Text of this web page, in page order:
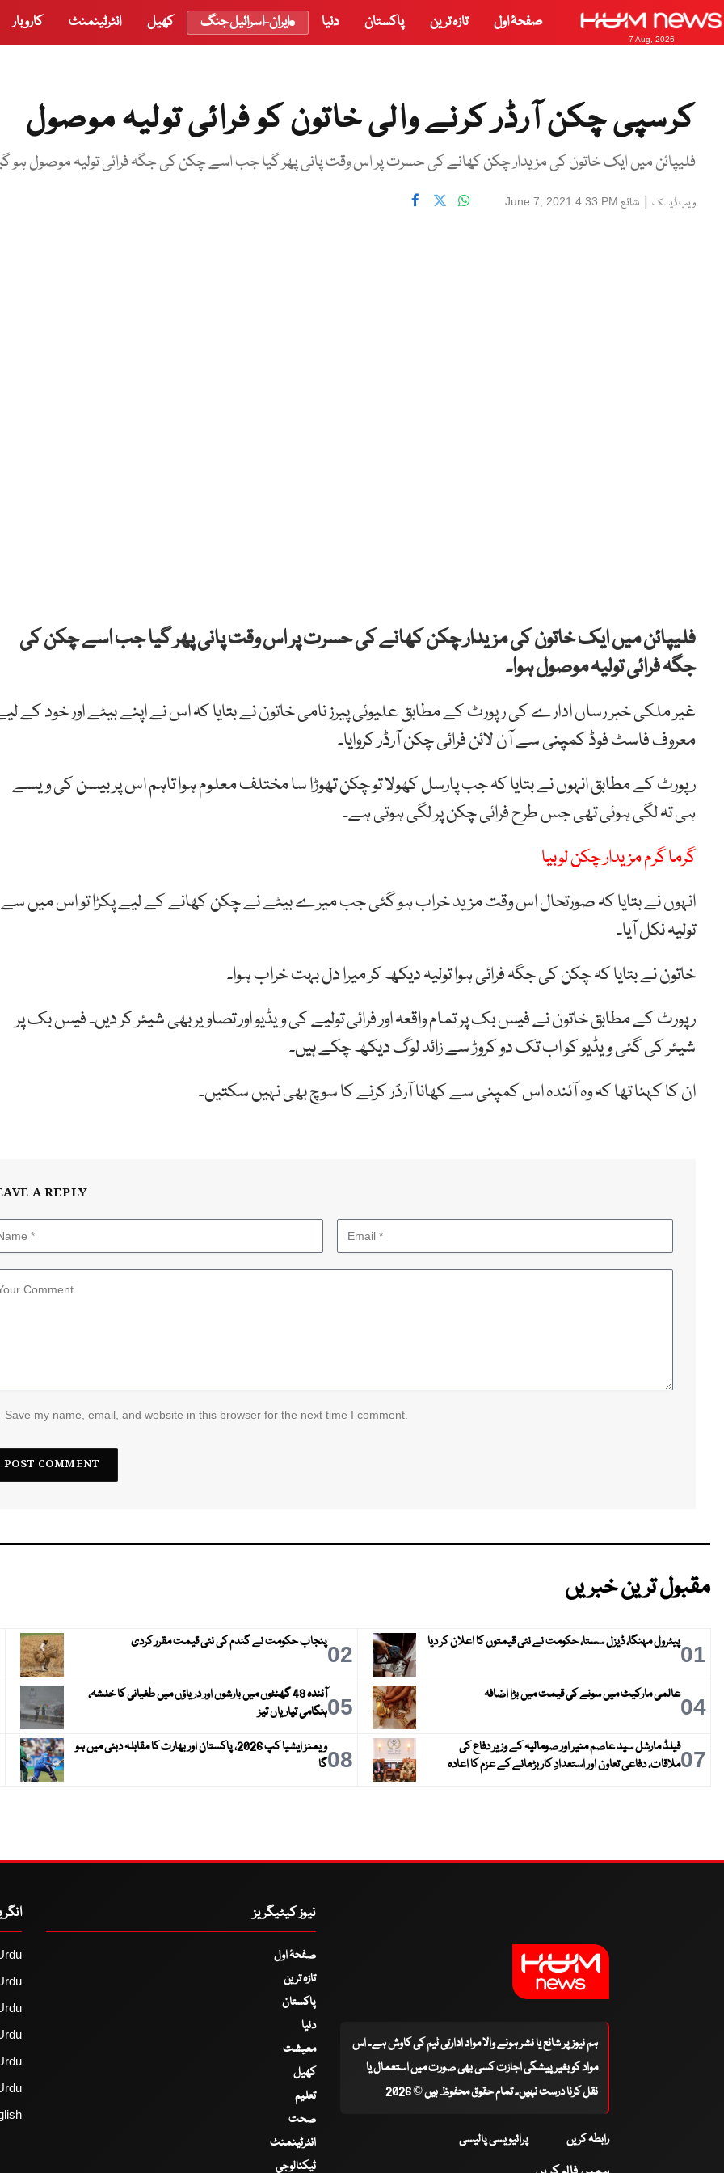
7 Aug, 2026
صفحۂ اول تازہ ترین پاکستان دنیا ایران-اسرائیل جنگ کھیل انٹرٹینمنٹ کاروبار
کرسپی چکن آرڈر کرنے والی خاتون کو فرائی تولیہ موصول
فلیپائن میں ایک خاتون کی مزیدار چکن کھانے کی حسرت پر اس وقت پانی پھر گیا جب اسے چکن کی جگہ فرائی تولیہ موصول ہو
ویب ڈیسک | شائع June 7, 2021 4:33 PM
فلیپائن میں ایک خاتون کی مزیدار چکن کھانے کی حسرت پر اس وقت پانی پھر گیا جب اسے چکن کی
جگہ فرائی تولیہ موصول ہوا۔
غیر ملکی خبر رساں ادارے کی رپورٹ کے مطابق علیوئی پیرز نامی خاتون نے بتایا کہ اس نے اپنے بیٹے اور خود کے
معروف فاسٹ فوڈ کمپنی سے آن لائن فرائی چکن آرڈر کروایا۔
رپورٹ کے مطابق انہوں نے بتایا کہ جب پارسل کھولا تو چکن تھوڑا سا مختلف معلوم ہوا تاہم اس پر بیسن کی ویسے
ہی تہ لگی ہوئی تھی جس طرح فرائی چکن پر لگی ہوتی ہے۔
گرما گرم مزیدار چکن لوبیا
انہوں نے بتایا کہ صورتحال اس وقت مزید خراب ہو گئی جب میرے بیٹے نے چکن کھانے کے لیے پکڑا تو اس میں سے
تولیہ نکل آیا۔
خاتون نے بتایا کہ چکن کی جگہ فرائی ہوا تولیہ دیکھ کر میرا دل بہت خراب ہوا۔
رپورٹ کے مطابق خاتون نے فیس بک پر تمام واقعہ اور فرائی تولیے کی ویڈیو اور تصاویر بھی شیئر کر دیں۔ فیس بک پر
شیئر کی گئی ویڈیو کو اب تک دو کروڑ سے زائد لوگ دیکھ چکے ہیں۔
ان کا کہنا تھا کہ وہ آئندہ اس کمپنی سے کھانا آرڈر کرنے کا سوچ بھی نہیں سکتیں۔
A REPLY
Save my name, email, and website in this browser for the next time I comment.
مقبول ترین خبریں
01پیٹرول مہنگا، ڈیزل سستا، حکومت نے نئی قیمتوں کا اعلان کر دیا 02پنجاب حکومت نے گندم کی نئی قیمت مقرر کردی
04عالمی مارکیٹ میں سونے کی قیمت میں بڑا اضافہ 05
آئندہ 48 گھنٹوں میں بارشوں اور دریاؤں میں طغیانی کا خدشہ،
ہنگامی تیاریاں تیز
07فیلڈ مارشل سید عاصم منیر اور صومالیہ کے وزیر دفاع کی
ملاقات، دفاعی تعاون اور استعدادِ کار بڑھانے کے عزم کا اعادہ
08
ویمنز ایشیا کپ 2026، پاکستان اور بھارت کا مقابلہ دبئی میں ہو
گا
ہم نیوز پر شائع یا نشر ہونے والا مواد ادارتی ٹیم کی کاوش ہے۔ اس
مواد کو بغیر پیشگی اجازت کسی بھی صورت میں استعمال یا
نقل کرنا درست نہیں۔ تمام حقوق محفوظ ہیں © 2026
رابطہ کریں پرائیویسی پالیسی
نیوز کیٹیگریز
صفحۂ اول
تازہ ترین
پاکستان
دنیا
معیشت
کھیل
تعلیم
صحت
انٹرٹینمنٹ
ٹیکنالوجی